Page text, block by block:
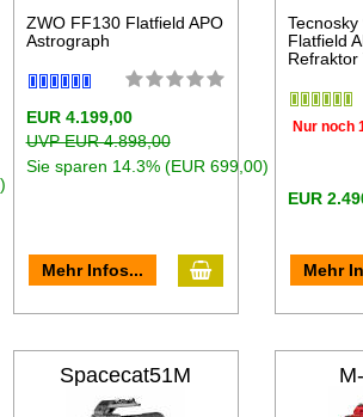
ZWO FF130 Flatfield APO
Astrograph
EUR 4.199,00
UVP EUR 4.898,00
Sie sparen 14.3% (EUR 699,00)
Mehr Infos...
Flatfield
Refraktor
Nur noch
EUR
Mehr
Spacecat51M